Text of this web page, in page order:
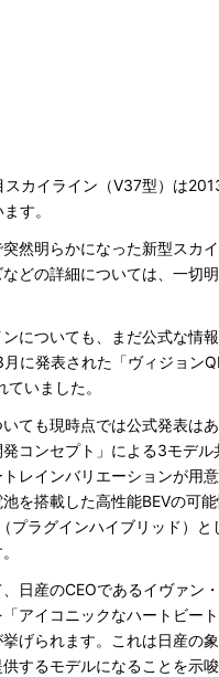
カイライン（V37型）は
す。
然明らかになった新型スカ
どの詳細については、一切
についても、まだ公式な情
に発表された「ヴィジョン
いました。
ても現時点では公式発表は
コンセプト」による3モデル
レインバリエーションが用
を搭載した高性能BEVの可能
プラグインハイブリッド）と
日産のCEOであるイヴァン
アイコニックなハートビー
げられます。これは日産の
するモデルになることを示唆